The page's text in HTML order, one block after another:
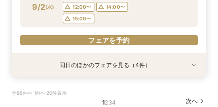
フェアを予約
フェアを予約
フェアを予約
フェアを予約
フェアを予約
フェアを予約
9/2(水)
12:00〜
14:00〜
15:00〜
フェアを予約
特典あり
ン×おもてなし体験
衣装試着 特典あり
ペットW安心相談会
衣装試着 特典あり
たり相談＆見学会
豪華5大特典付き
同日のほかのフェアを見る（4件）
全66件中 1件〜20件表示
1234 次へ